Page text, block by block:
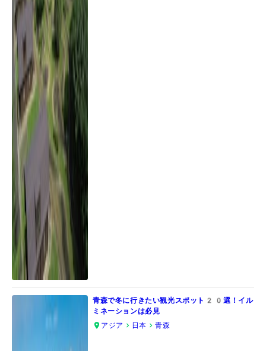
青森で冬に行きたい観光スポット20選！イル
ミネーションは必見
アジア
日本 青森